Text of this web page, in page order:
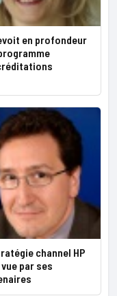
en profondeur
channel HP
vue par ses